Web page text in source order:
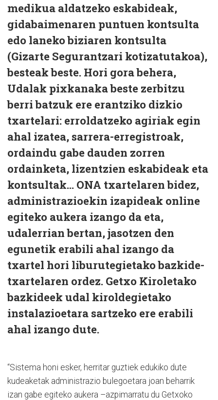
medikua aldatzeko eskabideak,
gidabaimenaren puntuen kontsulta
edo laneko biziaren kontsulta
(Gizarte Segurantzari kotizatutakoa),
besteak beste. Hori gora behera,
Udalak pixkanaka beste zerbitzu
berri batzuk ere erantziko dizkio
txartelari: erroldatzeko agiriak egin
ahal izatea, sarrera-erregistroak,
ordaindu gabe dauden zorren
ordainketa, lizentzien eskabideak eta
kontsultak… ONA txartelaren bidez,
administrazioekin izapideak online
egiteko aukera izango da eta,
udalerrian bertan, jasotzen den
egunetik erabili ahal izango da
txartel hori liburutegietako bazkide-
txartelaren ordez. Getxo Kiroletako
bazkideek udal kiroldegietako
instalazioetara sartzeko ere erabili
ahal izango dute.
“Sistema honi esker, herritar guztiek edukiko dute
kudeaketak administrazio bulegoetara joan beharrik
izan gabe egiteko aukera –azpimarratu du Getxoko